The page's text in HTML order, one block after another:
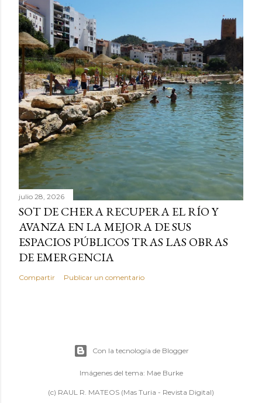
julio 28, 2026
SOT DE CHERA RECUPERA EL RÍO Y
AVANZA EN LA MEJORA DE SUS
ESPACIOS PÚBLICOS TRAS LAS OBRAS
DE EMERGENCIA
Compartir Publicar un comentario
Con la tecnología de Blogger
Imágenes del tema: Mae Burke
(c) RAUL R. MATEOS (Mas Turia - Revista Digital)